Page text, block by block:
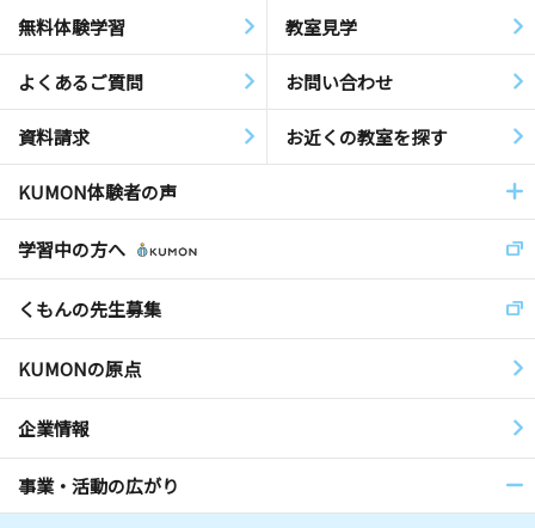
無料体験学習 教室見学
よくあるご質問 お問い合わせ
資料請求 お近くの教室を探す
KUMON体験者の声
学習中の方へ
くもんの先生募集
KUMONの原点
企業情報
事業・活動の広がり